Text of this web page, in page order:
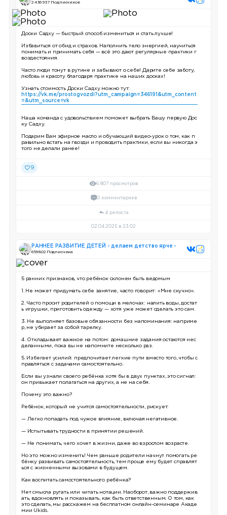
2 436 937 Подписчиков
Доски Садху — быстрый способ измениться и стать лучше!
Избавиться от обид и страхов. Наполнить тело энергией, научиться
понимать и принимать себя — всё это дают регулярные практики г
воздестояния.
Часто люди тонут в рутине и забывают о себе! Дарите себе заботу,
любовь и красоту благодаря практике на наших досках!
Узнать стоимость Доски Садху можно тут:
https://vk.me/prostogvozdi?utm_campaign=346191&utm_content
=&utm_source=vk
Наша команда с удовольствием поможет выбрать Вашу первую Дос
ку Садху.
Подарим Вам эфирное масло и обучающий видео-урок о том, как п
равильно встать на гвозди и проводить практики, если вы никогда э
того не делали ранее!
9
6 807 просмотров
0 комментариев
4 репоста
02.04.2025 в 23:02
РАННЕЕ РАЗВИТИЕ ДЕТЕЙ - делаем детство ярче -
659 802 Подписчика
5 ранних признаков, что ребёнок склонен быть ведомым
1. Не может придумать себе занятие, часто говорит: «Мне скучно».
2. Часто просит родителей о помощи в мелочах: налить воды, достат
ь игрушки, приготовить одежду — хотя уже может сделать это сам.
3. Не выполняет базовые обязанности без напоминания: наприме
р, не убирает за собой тарелку.
4. Откладывает важное на потом: домашние задания остаются нес
деланными, пока вы не напомните несколько раз.
5. Избегает усилий: предпочитает легкие пути вместо того, чтобы с
правляться с задачами самостоятельно.
Если вы узнали своего ребёнка хотя бы в двух пунктах, это сигнал:
он привыкает полагаться на других, а не на себя.
Почему это важно?
Ребёнок, который не учится самостоятельности, рискует:
— Легко попадать под чужое влияние, включая негативное.
— Испытывать трудности в принятии решений.
— Не понимать, чего хочет в жизни, даже во взрослом возрасте.
Но это можно изменить! Чем раньше родители начнут помогать ре
бёнку развивать самостоятельность, тем проще ему будет справлят
ься с жизненными вызовами в будущем.
Как воспитать самостоятельного ребёнка?
Нет смысла ругать или читать нотации. Наоборот, важно поддержив
ать, вдохновлять и показывать, как быть ответственным. О том, как
это сделать, мы расскажем на бесплатном онлайн-семинаре Акаде
мии Ukids.